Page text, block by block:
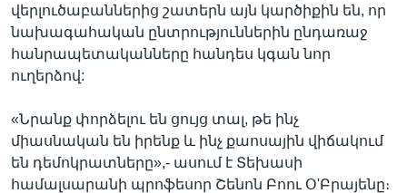
վերլուծաբաններից շատերն այն կարծիքին են, որ
նախագահական ընտրություններին ընդառաջ
հանրապետականները հանդես կգան նոր
ուղերձով:
«Նրանք փորձելու են ցույց տալ, թե ինչ
միասնական են իրենք և ինչ քաոսային վիճակում
են դեմոկրատները»,- ասում է Տեխասի
համալսարանի պրոֆեսոր Շենոն Բոու Օ'Բրայենը։